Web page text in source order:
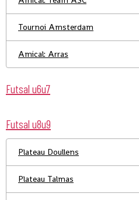
Tournoi Amsterdam
Amical: Arras
Futsal u6u7
Futsal u8u9
Plateau Doullens
Plateau Talmas